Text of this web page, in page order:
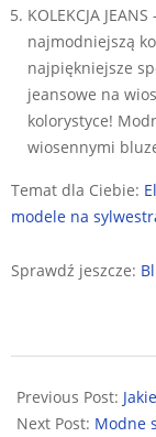
KOLEKCJA
najmodniejszą
najpiękniejsze
jeansowe na
kolorystyce!
wiosennymi
Temat dla Ciebie:
modele na
Sprawdź jeszcze:
02-
02
Previous Post:
Next Post: Modne